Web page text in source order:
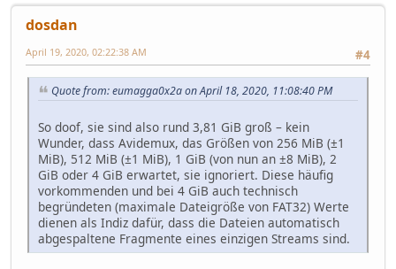
dosdan
#4
April 19, 2020, 02:22:38 AM
Quote from: eumagga0x2a on April 18, 2020, 11:08:40 PM
So doof, sie sind also rund 3,81 GiB groß – kein
Wunder, dass Avidemux, das Größen von 256 MiB (±1
MiB), 512 MiB (±1 MiB), 1 GiB (von nun an ±8 MiB), 2
GiB oder 4 GiB erwartet, sie ignoriert. Diese häufig
vorkommenden und bei 4 GiB auch technisch
begründeten (maximale Dateigröße von FAT32) Werte
dienen als Indiz dafür, dass die Dateien automatisch
abgespaltene Fragmente eines einzigen Streams sind.